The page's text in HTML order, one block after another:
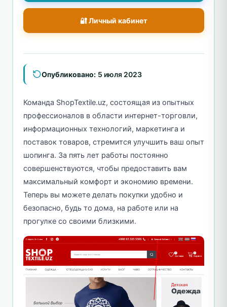
🔐 Личный кабинет
Опубликовано: 5 июля 2023
Команда ShopTextile.uz, состоящая из опытных
профессионалов в области интернет-торговли,
информационных технологий, маркетинга и
поставок товаров, стремится улучшить ваш опыт
шопинга. За пять лет работы постоянно
совершенствуются, чтобы предоставить вам
максимальный комфорт и экономию времени.
Теперь вы можете делать покупки удобно и
безопасно, будь то дома, на работе или на
прогулке со своими близкими.